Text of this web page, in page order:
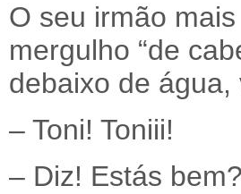
O seu irmão
mergulho “de
debaixo de
– Toni! Toniii!
– Diz! Estás bem?